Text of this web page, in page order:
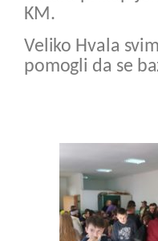
KM.
Veliko Hvala
pomogli da se